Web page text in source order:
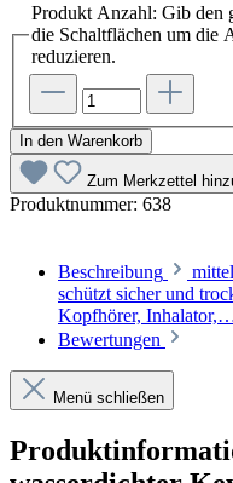
Produkt Anzahl: Gib den
die Schaltflächen um die
reduzieren.
In den Warenkorb
Zum Merkzettel
Produktnummer: 638
Beschreibung
schützt sicher und
Kopfhörer,
Bewertungen
Menü schließen